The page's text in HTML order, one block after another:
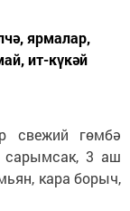
ярмалар,
ит-күкәй
свежий гөмбә
сарымсак, 3 аш
кара борыч,